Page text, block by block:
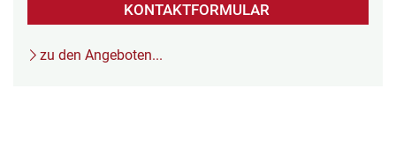
KONTAKTFORMULAR
zu den Angeboten...